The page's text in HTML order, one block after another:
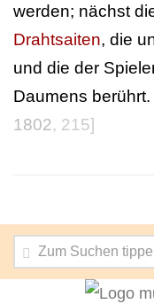
werden; nächst
Drahtsaiten, die
und die der
Daumens berührt.
1802, 215]